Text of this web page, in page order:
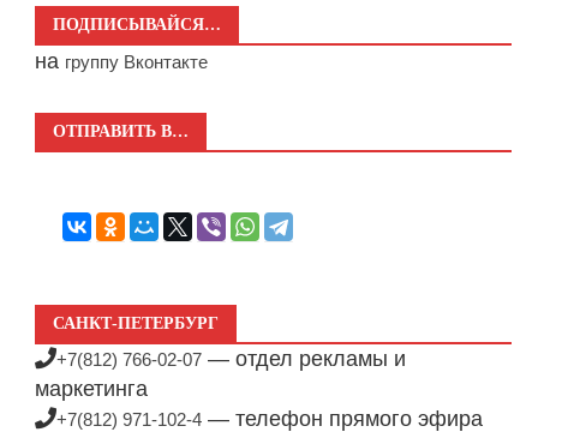
ПОДПИСЫВАЙСЯ…
на группу Вконтакте
ОТПРАВИТЬ В…
САНКТ-ПЕТЕРБУРГ
+7(812) 766-02-07 — отдел рекламы и
маркетинга
+7(812) 971-102-4 — телефон прямого эфира